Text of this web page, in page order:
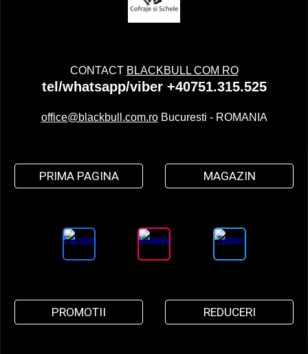
CONTACT BLACKBULL COM RO
tel/whatsapp/viber +40751.315.525
office@blackbull.com.roBucuresti - ROMANIA
PRIMA PAGINA MAGAZIN
PROMOTII REDUCERI